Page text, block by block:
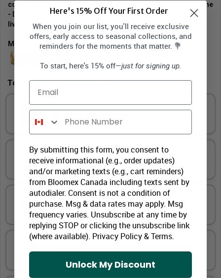
comme indiqué - Non disponible pour la livraison le jour même
- Doit être commandé avant 16h00 heure locale pour la
livraison le lendemain.
Mesures Appr 8 "Wx10" H
Touches Supplémentaires
Ours en peluche
Ballon à thème coloré
Vin et de la bière premium
Here's 15% Off Your First Order
When you join our list, you'll receive exclusive
offers, early access to seasonal collections, and
reminders for the moments that matter. 💐
To start, here's 15% off—just for signing up.
Email
Phone Number
By submitting this form, you consent to
receive informational (e.g., order updates)
and/or marketing texts (e.g., cart reminders)
from Bloomex Canada including texts sent by
autodialer. Consent is not a condition of
purchase. Msg & data rates may apply. Msg
frequency varies. Unsubscribe at any time by
replying STOP or clicking the unsubscribe link
(where available). Privacy Policy&Terms.
Unlock My Discount